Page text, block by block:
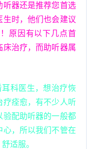
听器还是推荐您首选
生时，他们也会建议
原因有以下几点首
床治疗，而助听器属
科医生，想治疗恢
疗痊愈，有不少人听
验配助听器的一般都
心，所以我们不管在
适服。